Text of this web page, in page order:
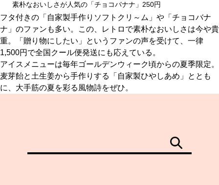
素朴なおいしさが人気の「チョコバナナ」250円
フタ付きの「自家製手作りソフトクリ～ム」や「チョコバナ
ナ」のファンも多い。この、レトロで素朴なおいしさは今や貴
重。「贈り物にしたい」というファンの声を受けて、一律
1,500円で全国クール便発送にも応えている。
アイスメニューは毎年ゴールデンウィーク頃からの夏季限定。
麦芽飴と土生姜から手作りする「自家製ひやしあめ」ととも
に、大手筋の夏を彩る風物詩をぜひ。